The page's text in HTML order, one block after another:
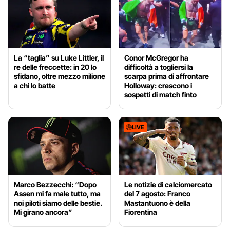
La “taglia” su Luke Littler, il
re delle freccette: in 20 lo
sfidano, oltre mezzo milione
a chi lo batte
Conor McGregor ha
difficoltà a togliersi la
scarpa prima di affrontare
Holloway: crescono i
sospetti di match finto
Marco Bezzecchi: “Dopo
Assen mi fa male tutto, ma
noi piloti siamo delle bestie.
Mi girano ancora”
LIVE
Le notizie di calciomercato
del 7 agosto: Franco
Mastantuono è della
Fiorentina